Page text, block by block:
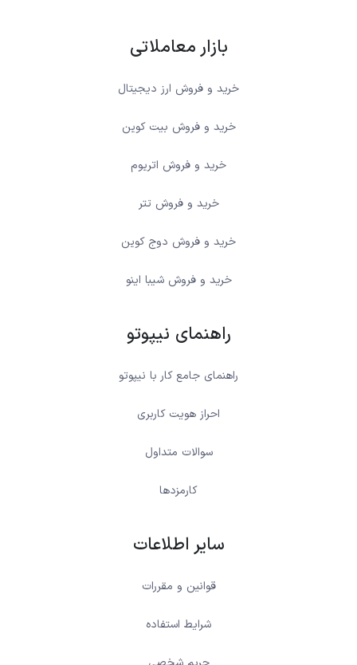
بازار معاملاتی
خرید و فروش ارز دیجیتال
خرید و فروش بیت کوین
خرید و فروش اتریوم
خرید و فروش تتر
خرید و فروش دوج کوین
خرید و فروش شیبا اینو
راهنمای نیپوتو
راهنمای جامع کار با نیپوتو
احراز هویت کاربری
سوالات متداول
کارمزدها
سایر اطلاعات
قوانین و مقررات
شرایط استفاده